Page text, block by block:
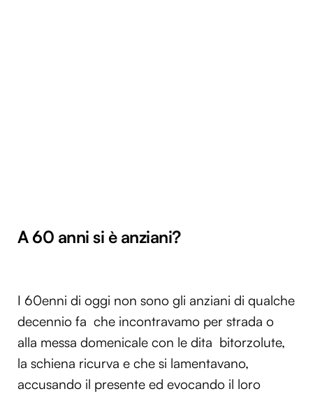
A 60 anni si è anziani?
I 60enni di oggi non sono gli anziani di qualche
decennio fa che incontravamo per strada o
alla messa domenicale con le dita bitorzolute,
la schiena ricurva e che si lamentavano,
accusando il presente ed evocando il loro